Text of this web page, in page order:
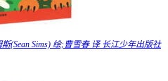
(Sean Sims) 绘;曹雪春 译 长江少年出版社